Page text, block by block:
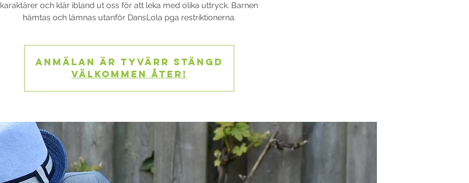
karaktärer och klär ibland ut oss för att leka med olika uttryck. Barnen
hämtas och lämnas utanför DansLola pga restriktionerna.
Anmälan är tyvärr stängd
Välkommen åter!